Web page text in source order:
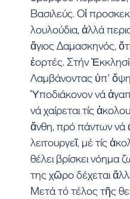
Βασιλεύς. Οἱ
λουλούδια, ἀλλά
ἅγιος Δαμασκηνός,
ἑορτές. Στήν
Λαμβάνοντας ὑπ' ὄψη
Ὑποδιάκονον νά
νά χαίρεται τίς
ἄνθη, πρό πάντων νά
λειτουργεῖ, μέ τίς
θέλει βρίσκει νόημα
της χῶρο δέχεται
Μετά τό τέλος τῆς